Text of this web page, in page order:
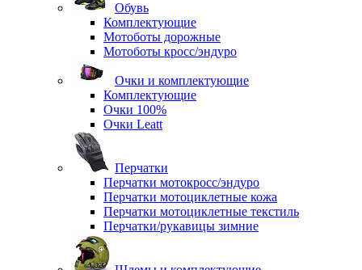
Обувь
Комплектующие
Мотоботы дорожные
Мотоботы кросс/эндуро
Очки и комплектующие
Комплектующие
Очки 100%
Очки Leatt
Перчатки
Перчатки мотокросс/эндуро
Перчатки мотоциклетные кожа
Перчатки мотоциклетные текстиль
Перчатки/рукавицы зимние